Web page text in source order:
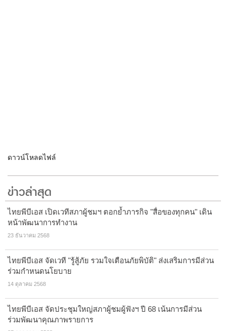
ดาวน์โหลดไฟล์
ข่าวล่าสุด
ไทยพีบีเอส เปิดเวทีสภาผู้ชมฯ ตอกย้ำภารกิจ "สื่อของทุกคน" เดิน
หน้าพัฒนาการทำงาน
23 ธันวาคม 2568
ไทยพีบีเอส จัดเวที "รู้สู้ภัย รวมใจเตือนภัยพิบัติ" ส่งเสริมการมีส่วน
ร่วมกำหนดนโยบาย
14 ตุลาคม 2568
ไทยพีบีเอส จัดประชุมใหญ่สภาผู้ชมผู้ฟังฯ ปี 68 เน้นการมีส่วน
ร่วมพัฒนาคุณภาพรายการ